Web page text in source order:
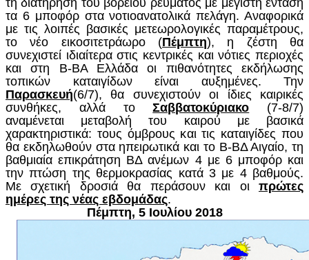
τα 6 μποφόρ στα νοτιοανατολικά πελάγη. Αναφορικά
με τις λοιπές βασικές μετεωρολογικές παραμέτρους,
το νέο εικοσιτετράωρο (Πέμπτη), η ζέστη θα
συνεχιστεί ιδιαίτερα στις κεντρικές και νότιες περιοχές
και στη Β-ΒΑ Ελλάδα οι πιθανότητες εκδήλωσης
τοπικών καταιγίδων είναι αυξημένες. Την
Παρασκευή(6/7), θα συνεχιστούν οι ίδιες καιρικές
συνθήκες, αλλά τοΣαββατοκύριακο (7-8/7)
αναμένεται μεταβολή του καιρού με βασικά
χαρακτηριστικά: τους όμβρους και τις καταιγίδες που
θα εκδηλωθούν στα ηπειρωτικά και το Β-ΒΔ Αιγαίο, τη
βαθμιαία επικράτηση ΒΔ ανέμων 4 με 6 μποφόρ και
την πτώση της θερμοκρασίας κατά 3 με 4 βαθμούς.
Με σχετική δροσιά θα περάσουν και οι πρώτες
ημέρες της νέας εβδομάδας.
Πέμπτη, 5 Ιουλίου 2018